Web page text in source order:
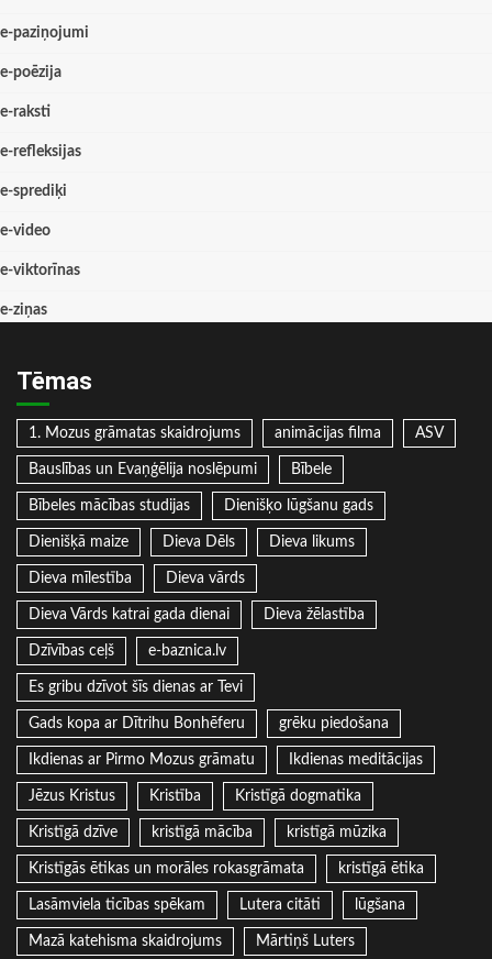
e-paziņojumi
e-poēzija
e-raksti
e-refleksijas
e-sprediķi
e-video
e-viktorīnas
e-ziņas
Tēmas
1. Mozus grāmatas skaidrojums animācijas filma ASV
Bauslības un Evaņģēlija noslēpumi Bībele
Bībeles mācības studijas Dienišķo lūgšanu gads
Dienišķā maize Dieva Dēls Dieva likums
Dieva mīlestība Dieva vārds
Dieva Vārds katrai gada dienai Dieva žēlastība
Dzīvības ceļš e-baznica.lv
Es gribu dzīvot šīs dienas ar Tevi
Gads kopa ar Dītrihu Bonhēferu grēku piedošana
Ikdienas ar Pirmo Mozus grāmatu Ikdienas meditācijas
Jēzus Kristus Kristība Kristīgā dogmatika
Kristīgā dzīve kristīgā mācība kristīgā mūzika
Kristīgās ētikas un morāles rokasgrāmata kristīgā ētika
Lasāmviela ticības spēkam Lutera citāti lūgšana
Mazā katehisma skaidrojums Mārtiņš Luters